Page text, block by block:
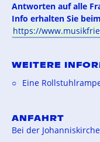
Antworten auf alle
Info erhalten Sie
https://
WEITERE
Eine
ANFAHRT
Bei der